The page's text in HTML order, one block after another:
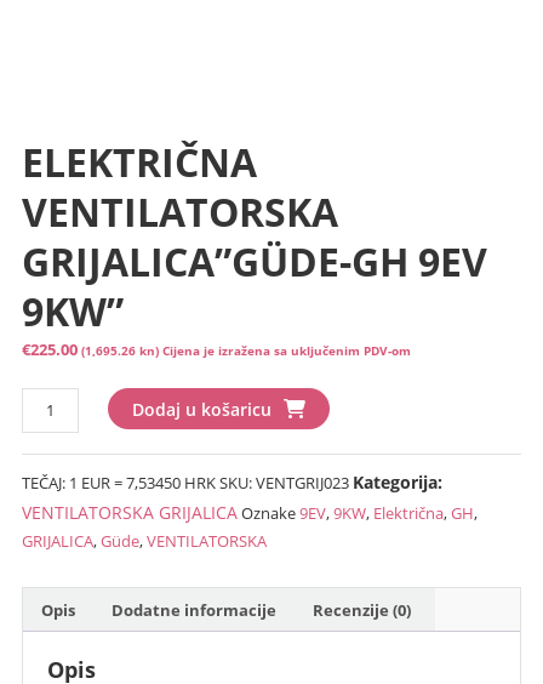
ELEKTRIČNA
VENTILATORSKA
GRIJALICA”GÜDE-GH 9EV
9KW”
€225.00 (1,695.26 kn) Cijena je izražena sa uključenim PDV-om
ELEKTRIČNA
VENTILATORSKA
GRIJALICA"GÜDE-
GH
9EV
9KW"
Dodaj u košaricu
TEČAJ: 1 EUR = 7,53450 HRKSKU:VENTGRIJ023 Kategorija:
VENTILATORSKA GRIJALICAOznake9EV,9KW, Električna,GH,
GRIJALICA,Güde,VENTILATORSKA
Opis Dodatne informacije Recenzije (0)
Opis